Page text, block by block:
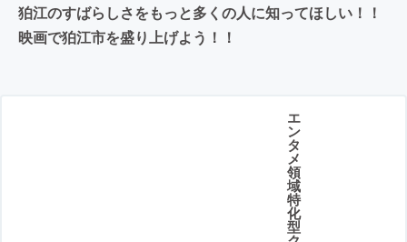
狛江のすばらしさをもっと多くの人に知ってほしい！！
映画で狛江市を盛り上げよう！！
エ
ン
タ
メ
領
域
特
化
型